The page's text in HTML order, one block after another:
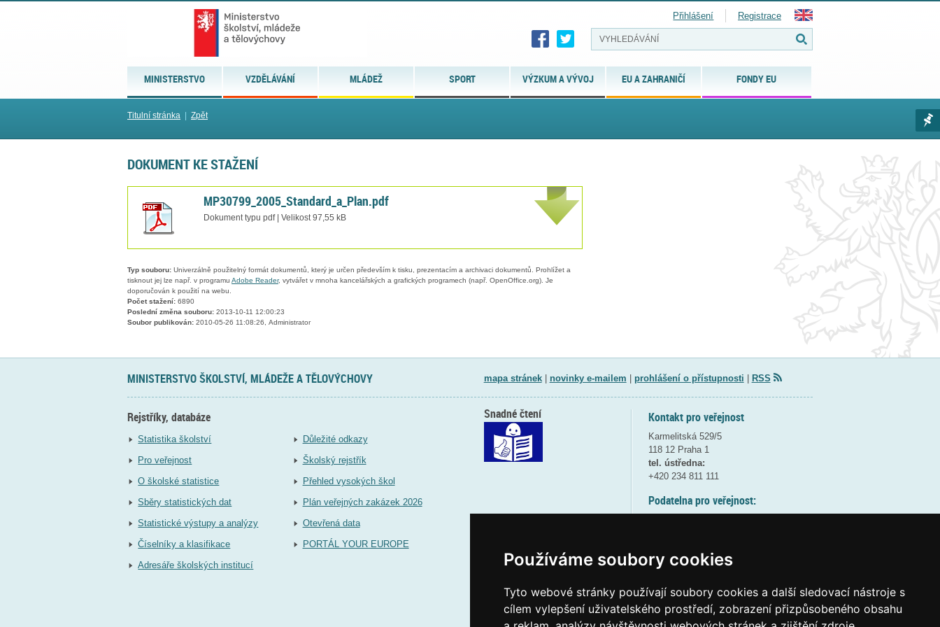
Používáme soubory cookies
Tyto webové stránky používají soubory cookies a další sledovací nástroje s
cílem vylepšení uživatelského prostředí, zobrazení přizpůsobeného obsahu
MINISTERSTVO VZDĚLÁVÁNÍ MLÁDEŽ SPORT VÝZKUM A VÝVOJ EU A ZAHRANIČÍ FONDY EU
Přihlášení Registrace
Titulní stránka Zpět
DOKUMENT KE STAŽENÍ
MP30799_2005_Standard_a_Plan.pdf
Dokument typu pdf | Velikost 97,55 kB
Typ souboru: Univerzálně použitelný formát dokumentů, který je určen především k tisku, prezentacím a archivaci dokumentů. Prohlížet a
tisknout jej lze např. v programu Adobe Reader, vytvářet v mnoha kancelářských a grafických programech (např. OpenOffice.org). Je
doporučován k použití na webu.
Počet stažení: 6890
Poslední změna souboru: 2013-10-11 12:00:23
Soubor publikován: 2010-05-26 11:08:26, Administrator
MINISTERSTVO ŠKOLSTVÍ, MLÁDEŽE A TĚLOVÝCHOVY mapa stránek| novinky e-mailem prohlášení o přístupnosti RSS
Rejstříky, databáze
Statistika školství
Pro veřejnost
O školské statistice
Sběry statistických dat
Statistické výstupy a analýzy
Číselníky a klasifikace
Adresáře školských institucí
Důležité odkazy
Školský rejstřík
Přehled vysokých škol
Plán veřejných zakázek 2026
Otevřená data
PORTÁL YOUR EUROPE
Kontakt pro veřejnost
Karmelitská 529/5
118 12 Praha 1
tel. ústředna:
+420 234 811 111
Podatelna pro veřejnost:
(více informací
Elektronická podatelna:
Snadné čtení